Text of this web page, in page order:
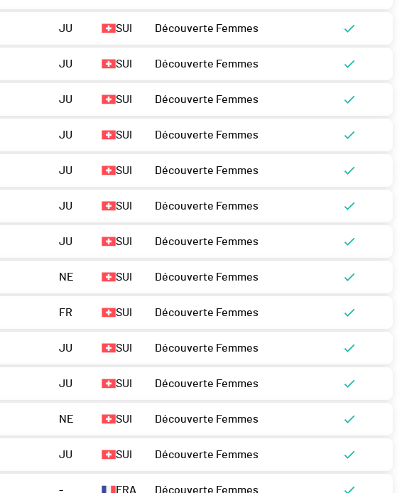
JU SUI Découverte Femmes
JU SUI Découverte Femmes
JU SUI Découverte Femmes
JU SUI Découverte Femmes
JU SUI Découverte Femmes
JU SUI Découverte Femmes
JU SUI Découverte Femmes
NE SUI Découverte Femmes
FR SUI Découverte Femmes
JU SUI Découverte Femmes
JU SUI Découverte Femmes
NE SUI Découverte Femmes
JU SUI Découverte Femmes
- FRA Découverte Femmes